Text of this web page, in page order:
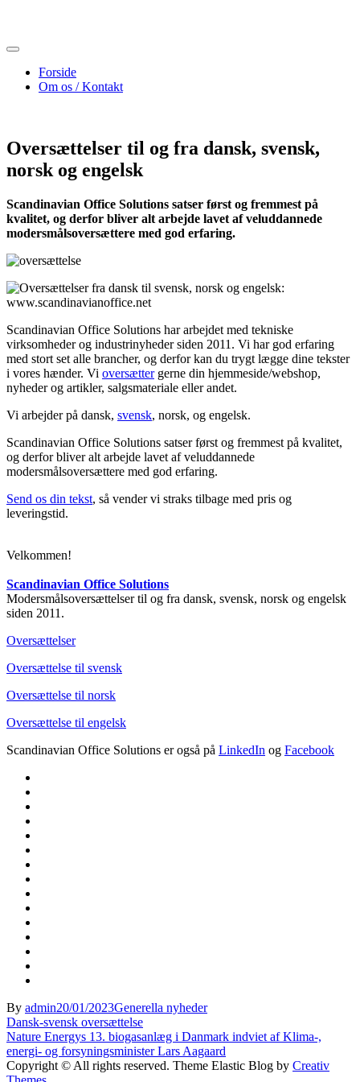
Forside
Om os / Kontakt
Oversættelser til og fra dansk, svensk,
norsk og engelsk
Scandinavian Office Solutions satser først og fremmest på
kvalitet, og derfor bliver alt arbejde lavet af veluddannede
modersmålsoversættere med god erfaring.
Scandinavian Office Solutions har arbejdet med tekniske
virksomheder og industrinyheder siden 2011. Vi har god erfaring
med stort set alle brancher, og derfor kan du trygt lægge dine tekster
i vores hænder. Vi oversættergerne din hjemmeside/webshop,
nyheder og artikler, salgsmateriale eller andet.
Vi arbejder på dansk, svensk, norsk, og engelsk.
Scandinavian Office Solutions satser først og fremmest på kvalitet,
og derfor bliver alt arbejde lavet af veluddannede
modersmålsoversættere med god erfaring.
Send os din tekst, så vender vi straks tilbage med pris og
leveringstid.
Velkommen!
Scandinavian Office Solutions
Modersmålsoversættelser til og fra dansk, svensk, norsk og engelsk
siden 2011.
Oversættelser
Oversættelse til svensk
Oversættelse til norsk
Oversættelse til engelsk
Scandinavian Office Solutions er også på LinkedIn og Facebook
By admin20/01/2023Generella nyheder
Indlægsnavigation
Dansk-svensk oversættelse
Nature Energys 13. biogasanlæg i Danmark indviet af Klima-,
energi- og forsyningsminister Lars Aagaard
Copyright © All rights reserved. Theme Elastic Blog by Creativ